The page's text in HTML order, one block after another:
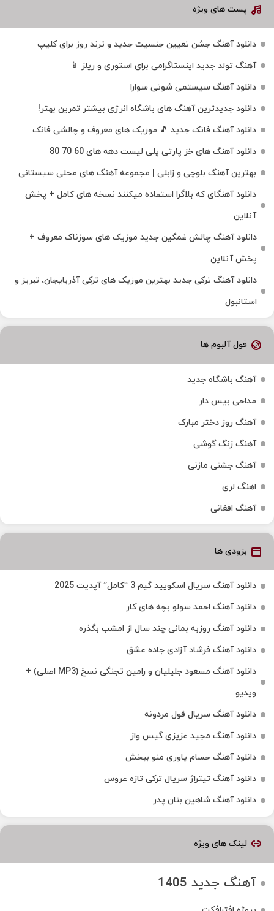
پست های ویژه
دانلود آهنگ جشن تعیین جنسیت جدید و ترند روز برای کلیپ
آهنگ تولد جدید اینستاگرامی برای استوری و ریلز 📱
دانلود آهنگ سیستمی شوتی سوارا
دانلود جدیدترین آهنگ‌ های باشگاه انرژی بیشتر تمرین بهتر!
دانلود آهنگ فانک جدید 🎵 موزیک‌ های معروف و چالشی فانک
دانلود آهنگ های خز پارتی پلی لیست دهه های 60 70 80
بهترین آهنگ بلوچی و زابلی | مجموعه آهنگ‌ های محلی سیستانی
دانلود آهنگای که بلاگرا استفاده میکنند نسخه های کامل + پخش
آنلاین
دانلود آهنگ چالش غمگین جدید موزیک های سوزناک معروف +
پخش آنلاین
دانلود آهنگ ترکی جدید بهترین موزیک‌ های ترکی آذربایجان، تبریز و
استانبول
فول آلبوم ها
آهنگ باشگاه جدید
مداحی بیس دار
آهنگ روز دختر مبارک
آهنگ زنگ گوشی
آهنگ جشنی مازنی
اهنگ لری
آهنگ افغانی
بزودی ها
دانلود آهنگ سریال اسکویید گیم 3 “کامل” آپدیت 2025
دانلود آهنگ احمد سولو بچه های کار
دانلود آهنگ روزبه بمانی چند سال از امشب بگذره
دانلود آهنگ فرشاد آزادی جاده عشق
دانلود آهنگ مسعود جلیلیان و رامین تجنگی نسخ (MP3 اصلی) +
ویدیو
دانلود آهنگ سریال قول مردونه
دانلود آهنگ مجید عزیزی گیس واز
دانلود آهنگ حسام یاوری منو ببخش
دانلود آهنگ تیتراژ سریال ترکی تازه عروس
دانلود آهنگ شاهین بنان پدر
لینک های ویژه
آهنگ جدید 1405